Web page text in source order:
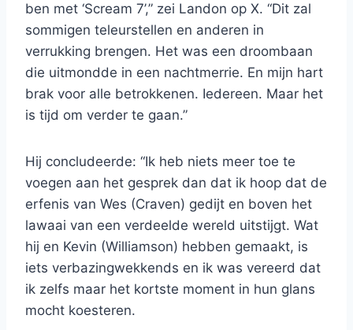
ben met ‘Scream 7’,” zei Landon op X. “Dit zal
sommigen teleurstellen en anderen in
verrukking brengen. Het was een droombaan
die uitmondde in een nachtmerrie. En mijn hart
brak voor alle betrokkenen. Iedereen. Maar het
is tijd om verder te gaan.”
Hij concludeerde: “Ik heb niets meer toe te
voegen aan het gesprek dan dat ik hoop dat de
erfenis van Wes (Craven) gedijt en boven het
lawaai van een verdeelde wereld uitstijgt. Wat
hij en Kevin (Williamson) hebben gemaakt, is
iets verbazingwekkends en ik was vereerd dat
ik zelfs maar het kortste moment in hun glans
mocht koesteren.